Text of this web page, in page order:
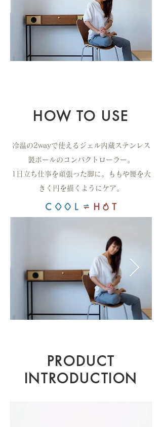
HOW TO USE
冷温の2wayで使えるジェル内蔵ステンレス
製ボールのコンパクトローラー。
1日立ち仕事を頑張った脚に。ももや腰を大
きく円を描くようにケア。
PRODUCT
INTRODUCTION